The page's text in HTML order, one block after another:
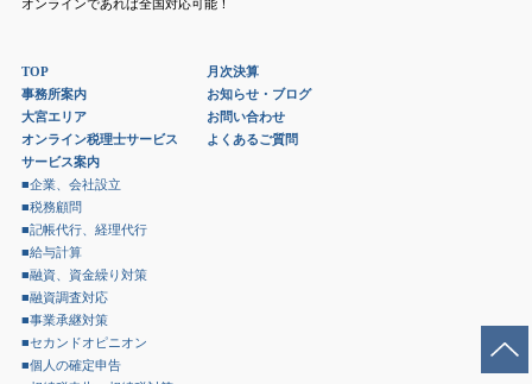
オンラインであれば全国対応可能！
TOP
事務所案内
大宮エリア
オンライン税理士サービス
サービス案内
■企業、会社設立
■税務顧問
■記帳代行、経理代行
■給与計算
■融資、資金繰り対策
■融資調査対応
■事業承継対策
■セカンドオピニオン
■個人の確定申告
月次決算
お知らせ・ブログ
お問い合わせ
よくあるご質問